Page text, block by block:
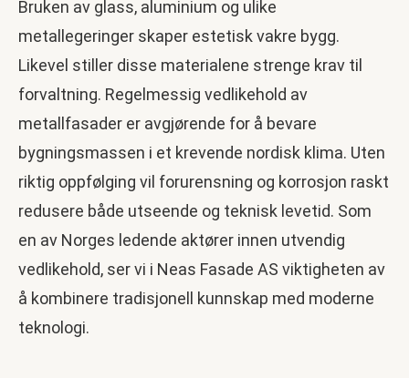
Bruken av glass, aluminium og ulike
metallegeringer skaper estetisk vakre bygg.
Likevel stiller disse materialene strenge krav til
forvaltning. Regelmessig vedlikehold av
metallfasader er avgjørende for å bevare
bygningsmassen i et krevende nordisk klima. Uten
riktig oppfølging vil forurensning og korrosjon raskt
redusere både utseende og teknisk levetid. Som
en av Norges ledende aktører innen utvendig
vedlikehold, ser vi i Neas Fasade AS viktigheten av
å kombinere tradisjonell kunnskap med moderne
teknologi.